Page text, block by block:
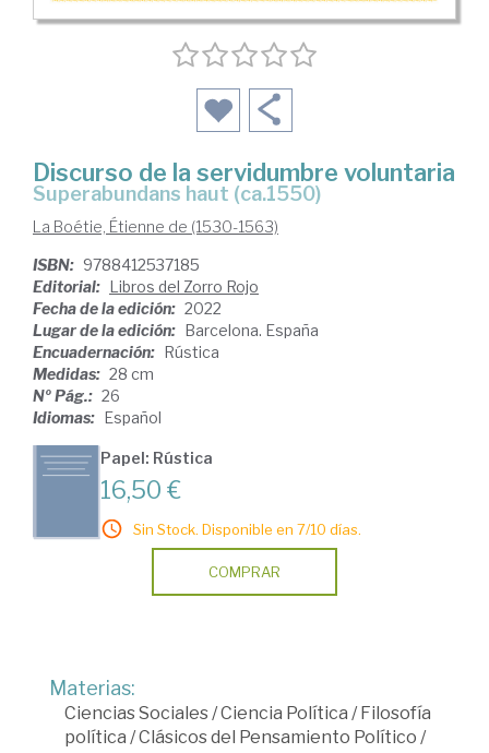
Discurso de la servidumbre voluntaria
Superabundans haut (ca.1550)
La Boétie, Étienne de (1530-1563)
ISBN: 9788412537185
Editorial: Libros del Zorro Rojo
Fecha de la edición: 2022
Lugar de la edición: Barcelona. España
Encuadernación: Rústica
Medidas: 28 cm
Nº Pág.: 26
Idiomas: Español
Papel: Rústica
16,50 €
Sin Stock. Disponible en 7/10 días.
COMPRAR
Materias:
Ciencias Sociales /Ciencia Política /Filosofía
política /Clásicos del Pensamiento Político /